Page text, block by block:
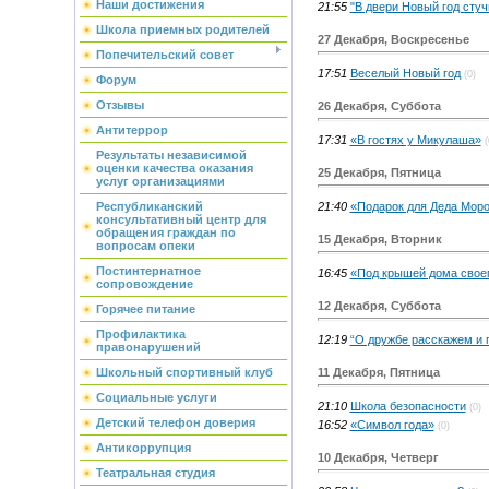
Наши достижения
Школа приемных родителей
Попечительский совет
Форум
Отзывы
Антитеррор
Результаты независимой
оценки качества оказания
услуг организациями
Республиканский
консультативный центр для
обращения граждан по
вопросам опеки
Постинтернатное
сопровождение
Горячее питание
Профилактика
правонарушений
Школьный спортивный клуб
Социальные услуги
Детский телефон доверия
Антикоррупция
Театральная студия
21:55 "В двери Новый год
27 Декабря, Воскресенье
17:51 Веселый Новый год (0)
26 Декабря, Суббота
17:31 «В гостях у Микулаша»
25 Декабря, Пятница
21:40 «Подарок для Деда
15 Декабря, Вторник
16:45 «Под крышей дома
12 Декабря, Суббота
12:19 “О дружбе расскажем и
11 Декабря, Пятница
21:10 Школа безопасности (0)
16:52 «Символ года» (0)
10 Декабря, Четверг